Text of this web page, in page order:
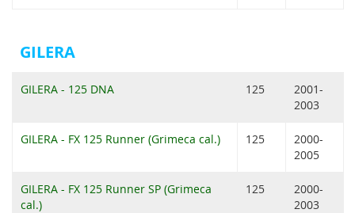
GILERA
GILERA - 125 DNA 125
2001-
2003
GILERA - FX 125 Runner (Grimeca cal.) 125
2000-
2005
GILERA - FX 125 Runner SP (Grimeca
cal.)
125
2000-
2003